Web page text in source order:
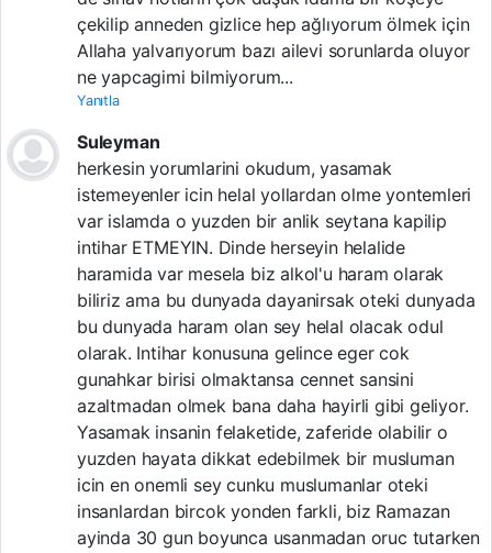
çekilip anneden gizlice hep ağlıyorum ölmek için
Allaha yalvarıyorum bazı ailevi sorunlarda oluyor
ne yapcagimi bilmiyorum...
Yanıtla
Suleyman
herkesin yorumlarini okudum, yasamak
istemeyenler icin helal yollardan olme yontemleri
var islamda o yuzden bir anlik seytana kapilip
intihar ETMEYIN. Dinde herseyin helalide
haramida var mesela biz alkol'u haram olarak
biliriz ama bu dunyada dayanirsak oteki dunyada
bu dunyada haram olan sey helal olacak odul
olarak. Intihar konusuna gelince eger cok
gunahkar birisi olmaktansa cennet sansini
azaltmadan olmek bana daha hayirli gibi geliyor.
Yasamak insanin felaketide, zaferide olabilir o
yuzden hayata dikkat edebilmek bir musluman
icin en onemli sey cunku muslumanlar oteki
insanlardan bircok yonden farkli, biz Ramazan
ayinda 30 gun boyunca usanmadan oruc tutarken